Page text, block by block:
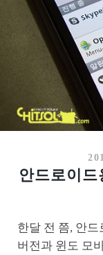
안드로이
한달 전 쯤, 안
버전과 윈도 모